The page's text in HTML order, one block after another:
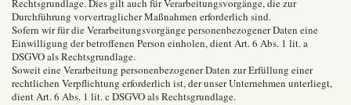
Rechtsgrundlage. Dies gilt auch für Verarbeitungsvorgänge, die zur
Durchführung vorvertraglicher Maßnahmen erforderlich sind.
Sofern wir für die Verarbeitungsvorgänge personenbezogener Daten eine
Einwilligung der betroffenen Person einholen, dient Art. 6 Abs. 1 lit. a
DSGVO als Rechtsgrundlage.
Soweit eine Verarbeitung personenbezogener Daten zur Erfüllung einer
rechtlichen Verpflichtung erforderlich ist, der unser Unternehmen unterliegt,
dient Art. 6 Abs. 1 lit. c DSGVO als Rechtsgrundlage.